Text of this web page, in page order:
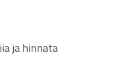
ja hinnata